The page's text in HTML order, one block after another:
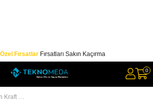
FırsatlarFırsatları Sakın Kaçırma
0
Canson Kraft XL Sketch ve Eskiz Blok Spiralli 60 Sf A3 90gr